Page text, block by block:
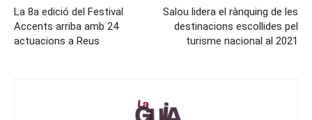
La 8a edició del Festival
Accents arriba amb 24
actuacions a Reus
Salou lidera el rànquing de les
destinacions escollides pel
turisme nacional al 2021